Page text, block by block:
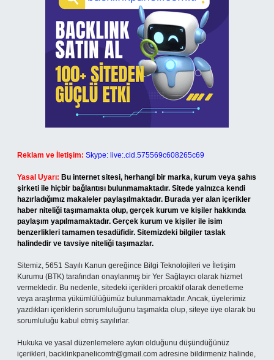
Reklam ve İletişim: Skype: live:.cid.575569c608265c69
Yasal Uyarı: Bu internet sitesi, herhangi bir marka, kurum veya şahıs
şirketi ile hiçbir bağlantısı bulunmamaktadır. Sitede yalnızca kendi
hazırladığımız makaleler paylaşılmaktadır. Burada yer alan içerikler
haber niteliği taşımamakta olup, gerçek kurum ve kişiler hakkında
paylaşım yapılmamaktadır. Gerçek kurum ve kişiler ile isim
benzerlikleri tamamen tesadüfidir. Sitemizdeki bilgiler taslak
halindedir ve tavsiye niteliği taşımazlar.
Sitemiz, 5651 Sayılı Kanun gereğince Bilgi Teknolojileri ve İletişim
Kurumu (BTK) tarafından onaylanmış bir Yer Sağlayıcı olarak hizmet
vermektedir. Bu nedenle, sitedeki içerikleri proaktif olarak denetleme
veya araştırma yükümlülüğümüz bulunmamaktadır. Ancak, üyelerimiz
yazdıkları içeriklerin sorumluluğunu taşımakta olup, siteye üye olarak bu
sorumluluğu kabul etmiş sayılırlar.
Hukuka ve yasal düzenlemelere aykırı olduğunu düşündüğünüz
içerikleri, backlinkpanelicomtr@gmail.com adresine bildirmeniz halinde,